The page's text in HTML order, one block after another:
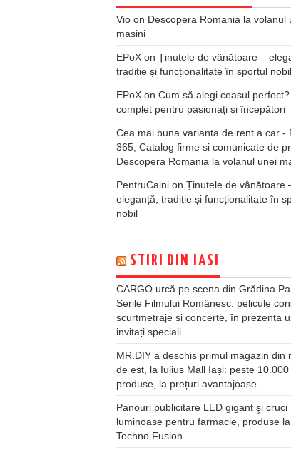
Vio on Descopera Romania la volanul
masini
EPoX on Ținutele de vânătoare –
tradiție și funcționalitate în sportul nobil
EPoX on Cum să alegi ceasul
complet pentru pasionați și începători
Cea mai buna varianta de rent a car -
365, Catalog firme si comunicate de
Descopera Romania la volanul unei
PentruCaini on Ținutele de vânătoare
eleganță, tradiție și funcționalitate în
nobil
STIRI DIN IASI
CARGO urcă pe scena din Grădina
Serile Filmului Românesc: pelicule
scurtmetraje și concerte, în prezența
invitați speciali
MR.DIY a deschis primul magazin din
de est, la Iulius Mall Iași: peste 10.000
produse, la prețuri avantajoase
Panouri publicitare LED gigant şi cruci
luminoase pentru farmacie, produse
Techno Fusion